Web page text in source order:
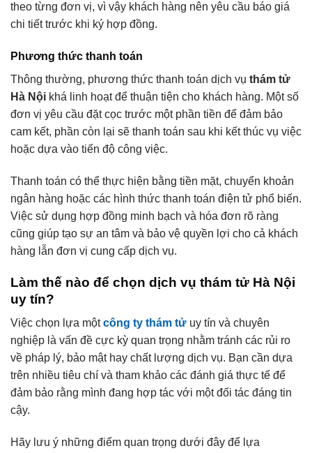
theo từng đơn vị, vì vậy khách hàng nên yêu cầu báo giá
chi tiết trước khi ký hợp đồng.
Phương thức thanh toán
Thông thường, phương thức thanh toán dịch vụ thám tử
Hà Nội khá linh hoạt để thuận tiện cho khách hàng. Một số
đơn vị yêu cầu đặt cọc trước một phần tiền để đảm bảo
cam kết, phần còn lại sẽ thanh toán sau khi kết thúc vụ việc
hoặc dựa vào tiến độ công việc.
Thanh toán có thể thực hiện bằng tiền mặt, chuyển khoản
ngân hàng hoặc các hình thức thanh toán điện tử phổ biến.
Việc sử dụng hợp đồng minh bạch và hóa đơn rõ ràng
cũng giúp tạo sự an tâm và bảo vệ quyền lợi cho cả khách
hàng lẫn đơn vị cung cấp dịch vụ.
Làm thế nào để chọn dịch vụ thám tử Hà Nội
uy tín?
Việc chọn lựa mộtcông ty thám tử uy tín và chuyên
nghiệp là vấn đề cực kỳ quan trọng nhằm tránh các rủi ro
về pháp lý, bảo mật hay chất lượng dịch vụ. Bạn cần dựa
trên nhiều tiêu chí và tham khảo các đánh giá thực tế để
đảm bảo rằng mình đang hợp tác với một đối tác đáng tin
cậy.
Hãy lưu ý những điểm quan trọng dưới đây để lựa